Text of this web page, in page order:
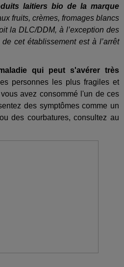
laitiers bio de la marque
fruits, crèmes, fromages blancs
la DLC/DDM, à l’exception des
cet établissement est à l’arrêt
qui peut s'avérer très
personnes les plus fragiles et
avez consommé l'un de ces
des symptômes comme un
des courbatures, consultez au